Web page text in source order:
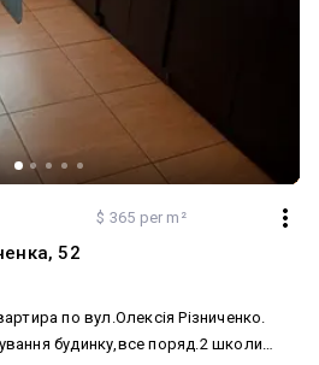
$ 365 per m²
52
по вул.Олексія Різниченко.
будинку,все поряд.2 школи